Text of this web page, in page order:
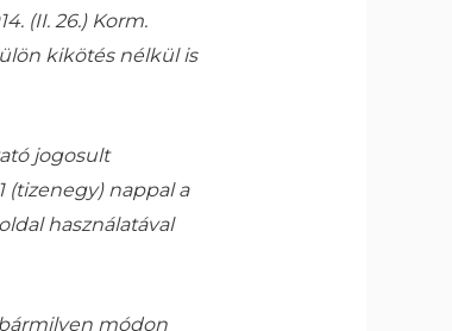
(II. 26.) Korm.
kikötés nélkül is
jogosult
(tizenegy) nappal a
használatával
módon